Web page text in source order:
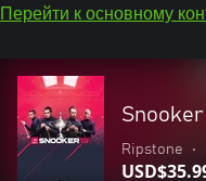
Перейти к основному
Snooker
Ripstone •